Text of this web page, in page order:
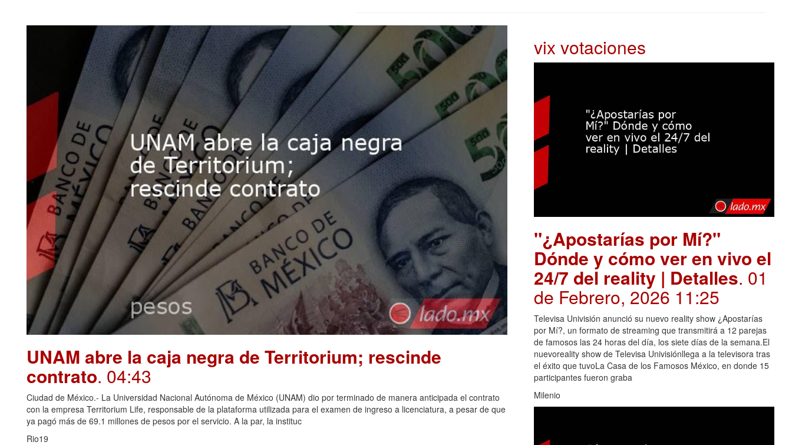
UNAM abre la caja negra de Territorium; rescinde
contrato. 04:43
Ciudad de México.- La Universidad Nacional Autónoma de México (UNAM) dio por terminado de manera anticipada el contrato
con la empresa Territorium Life, responsable de la plataforma utilizada para el examen de ingreso a licenciatura, a pesar de que
ya pagó más de 69.1 millones de pesos por el servicio. A la par, la instituc
Rio19
vix votaciones
"¿Apostarías por Mí?"
Dónde y cómo ver en vivo el
24/7 del reality | Detalles. 01
de Febrero, 2026 11:25
Televisa Univisión anunció su nuevo reality show ¿Apostarías
por Mí?, un formato de streaming que transmitirá a 12 parejas
de famosos las 24 horas del día, los siete días de la semana.El
nuevoreality show de Televisa Univisiónllega a la televisora tras
el éxito que tuvoLa Casa de los Famosos México, en donde 15
participantes fueron graba
Milenio